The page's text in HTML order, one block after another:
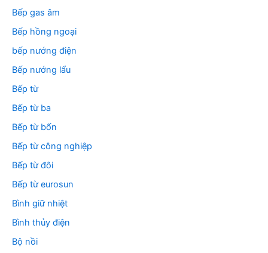
Bếp gas âm
Bếp hồng ngoại
bếp nướng điện
Bếp nướng lẩu
Bếp từ
Bếp từ ba
Bếp từ bốn
Bếp từ công nghiệp
Bếp từ đôi
Bếp từ eurosun
Bình giữ nhiệt
Bình thủy điện
Bộ nồi